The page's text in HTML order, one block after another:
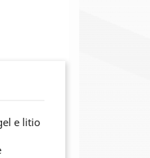
e litio